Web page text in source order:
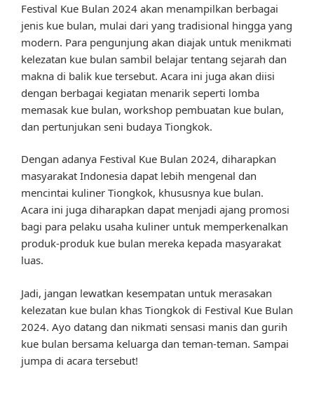
Festival Kue Bulan 2024 akan menampilkan berbagai
jenis kue bulan, mulai dari yang tradisional hingga yang
modern. Para pengunjung akan diajak untuk menikmati
kelezatan kue bulan sambil belajar tentang sejarah dan
makna di balik kue tersebut. Acara ini juga akan diisi
dengan berbagai kegiatan menarik seperti lomba
memasak kue bulan, workshop pembuatan kue bulan,
dan pertunjukan seni budaya Tiongkok.
Dengan adanya Festival Kue Bulan 2024, diharapkan
masyarakat Indonesia dapat lebih mengenal dan
mencintai kuliner Tiongkok, khususnya kue bulan.
Acara ini juga diharapkan dapat menjadi ajang promosi
bagi para pelaku usaha kuliner untuk memperkenalkan
produk-produk kue bulan mereka kepada masyarakat
luas.
Jadi, jangan lewatkan kesempatan untuk merasakan
kelezatan kue bulan khas Tiongkok di Festival Kue Bulan
2024. Ayo datang dan nikmati sensasi manis dan gurih
kue bulan bersama keluarga dan teman-teman. Sampai
jumpa di acara tersebut!